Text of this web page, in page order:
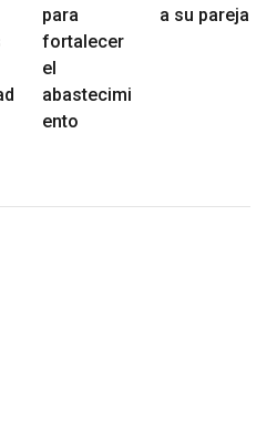
para
fortalecer
el
abastecimi
ento
a su pareja